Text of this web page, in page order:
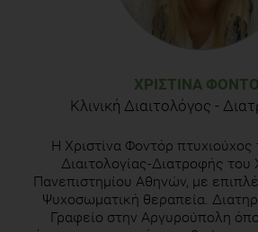
ΧΡΙΣΤΊΝΑ
Κλινική Διαιτολόγος -
H Χριστίνα Φοντόρ
Διαιτολογίας-Διατροφής του
Πανεπιστημίου Αθηνών, με
Ψυχοσωματική θεραπεία.
Γραφείο στην Αργυρούπολη